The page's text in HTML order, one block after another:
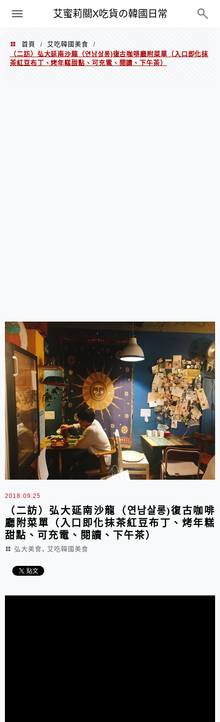
艾蜜莉關X吃貨の韓國日常
PXN
首頁 / 艾吃韓國美食
/
（二訪）弘大延南沙龍（연남살롱)復古咖啡廳附菜單（入口即化抹
茶紅豆布丁、烤年糕甜點、可充電、閱讀、下午茶）
2018.09.25
（二訪）弘大延南沙龍（연남살롱)復古咖啡
廳附菜單（入口即化抹茶紅豆布丁、烤年糕
甜點、可充電、閱讀、下午茶）
弘大美食 , 艾吃韓國美食